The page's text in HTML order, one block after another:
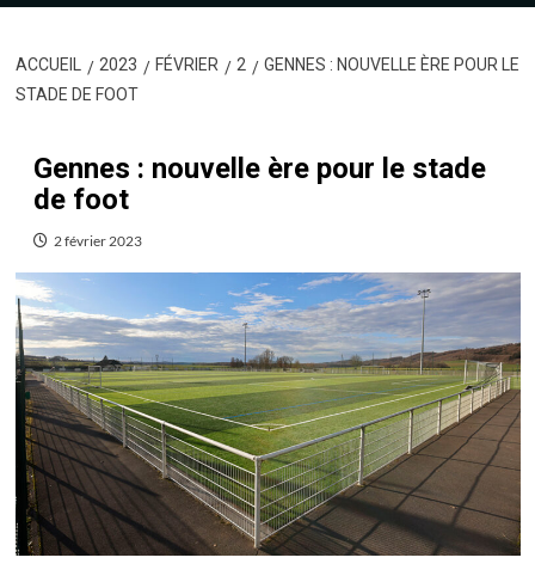
ACCUEIL 2023 FÉVRIER 2
GENNES : NOUVELLE ÈRE POUR LE
STADE DE FOOT
Gennes : nouvelle ère pour le stade
de foot
2 février 2023